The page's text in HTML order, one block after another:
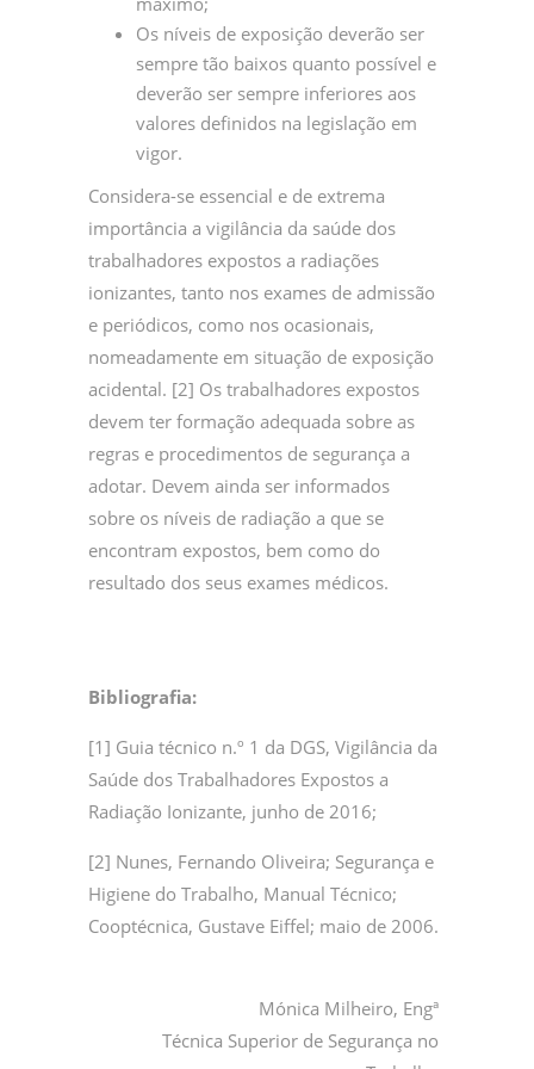
Os níveis de exposição deverão ser
sempre tão baixos quanto possível e
deverão ser sempre inferiores aos
valores definidos na legislação em
vigor.
Considera-se essencial e de extrema
importância a vigilância da saúde dos
trabalhadores expostos a radiações
ionizantes, tanto nos exames de admissão
e periódicos, como nos ocasionais,
nomeadamente em situação de exposição
acidental. [2] Os trabalhadores expostos
devem ter formação adequada sobre as
regras e procedimentos de segurança a
adotar. Devem ainda ser informados
sobre os níveis de radiação a que se
encontram expostos, bem como do
resultado dos seus exames médicos.
Bibliografia:
[1] Guia técnico n.º 1 da DGS, Vigilância da
Saúde dos Trabalhadores Expostos a
Radiação Ionizante, junho de 2016;
[2] Nunes, Fernando Oliveira; Segurança e
Higiene do Trabalho, Manual Técnico;
Cooptécnica, Gustave Eiffel; maio de 2006.
Mónica Milheiro, Engª
Técnica Superior de Segurança no